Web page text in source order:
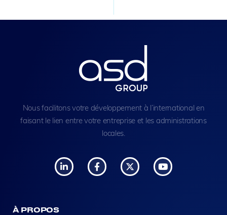
Nous facilitons votre développement à l’international en
faisant le lien entre votre entreprise et les administrations
locales.
À PROPOS